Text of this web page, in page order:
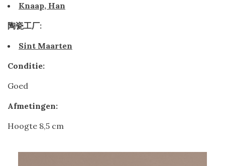
Knaap, Han
陶瓷工厂:
Sint Maarten
Conditie:
Goed
Afmetingen:
Hoogte 8,5 cm